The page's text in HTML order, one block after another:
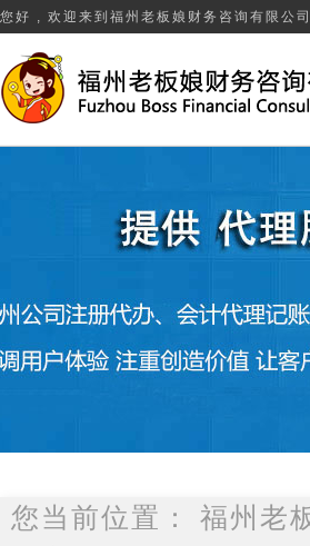
您好 , 欢迎来到福州老板娘财务咨询有限公
您当前位置：
福州老